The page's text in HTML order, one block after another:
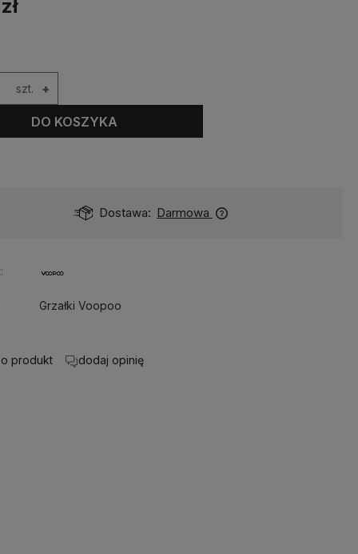
szt. +
DO KOSZYKA
Dostawa: Darmowa
Grzałki Voopoo
produkt dodaj opinię